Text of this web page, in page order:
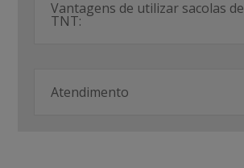
Vantagens de utilizar sacolas de
TNT:
Atendimento